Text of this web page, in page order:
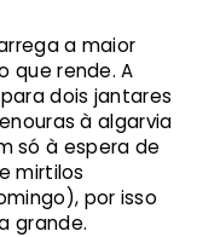
a maior
que rende. A
dois jantares
à algarvia
só à espera de
mirtilos
por isso
grande.